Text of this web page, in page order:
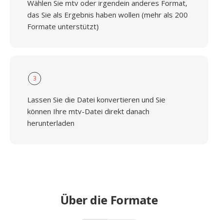
Wählen Sie mtv oder irgendein anderes Format,
das Sie als Ergebnis haben wollen (mehr als 200
Formate unterstützt)
3
Lassen Sie die Datei konvertieren und Sie
können Ihre mtv-Datei direkt danach
herunterladen
Über die Formate